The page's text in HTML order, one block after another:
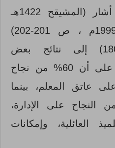
التعليمية برمتها. وقد أشار (المشيقح 1422هـ
،ص15) و(أحمد،1999/2000م ، ص 201-202)
و(البزار،1409هـ، ص180) إلى نتائج بعض
الدراسات التي أكدت على أن 60% من نجاح
عاتق المعلم، بينما
من النجاح على الإدارة،
العائلية، وإمكانات